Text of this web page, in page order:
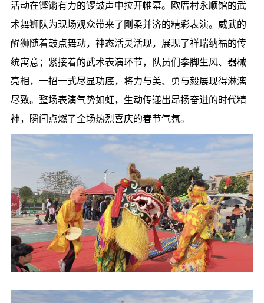
活动在铿锵有力的锣鼓声中拉开帷幕。欧厝村永顺馆的武
术舞狮队为现场观众带来了刚柔并济的精彩表演。威武的
醒狮随着鼓点舞动，神态活灵活现，展现了祥瑞纳福的传
统寓意；紧接着的武术表演环节，队员们拳脚生风、器械
亮相，一招一式尽显功底，将力与美、勇与毅展现得淋漓
尽致。整场表演气势如虹，生动传递出昂扬奋进的时代精
神，瞬间点燃了全场热烈喜庆的春节气氛。